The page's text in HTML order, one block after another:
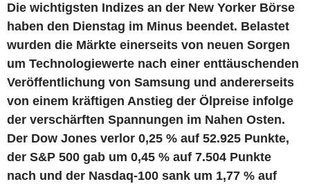
Die wichtigsten Indizes an der New Yorker Börse
haben den Dienstag im Minus beendet. Belastet
wurden die Märkte einerseits von neuen Sorgen
um Technologiewerte nach einer enttäuschenden
Veröffentlichung von Samsung und andererseits
von einem kräftigen Anstieg der Ölpreise infolge
der verschärften Spannungen im Nahen Osten.
Der Dow Jones verlor 0,25 % auf 52.925 Punkte,
der S&P 500 gab um 0,45 % auf 7.504 Punkte
nach und der Nasdaq-100 sank um 1,77 % auf